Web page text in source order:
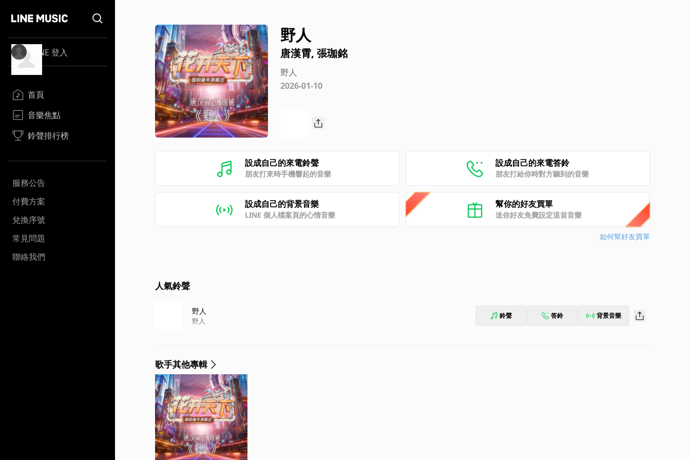
LINE 登入
首頁
音樂焦點
鈴聲排行榜
服務公告
付費方案
兌換序號
常見問題
聯絡我們
野人
唐漢霄, 張珈銘
野人
2026-01-10
設成自己的來電鈴聲
朋友打來時手機響起的音樂
設成自己的來電答鈴
朋友打給你時對方聽到的音樂
設成自己的背景音樂
LINE 個人檔案頁的心情音樂
幫你的好友買單
送你好友免費設定這首音樂
如何幫好友買單
人氣鈴聲
野人
野人
鈴聲 答鈴 背景音樂
歌手其他專輯